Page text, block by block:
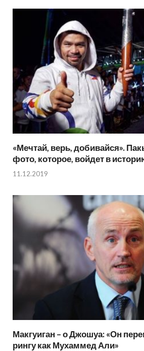
«Мечтай, верь, добивайся».
фото, которое, войдет в
11.12.2019
Макгуиган – о Джошуа: «Он
рингу как Мухаммед Али»